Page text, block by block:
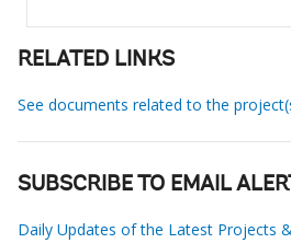
RELATED LINKS
See documents related to the
SUBSCRIBE TO EMAIL
Daily Updates of the Latest Projects